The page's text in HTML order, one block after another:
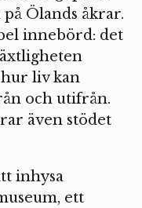
Ölands åkrar.
innebörd: det
liv kan
och utifrån.
även stödet
inhysa
ett